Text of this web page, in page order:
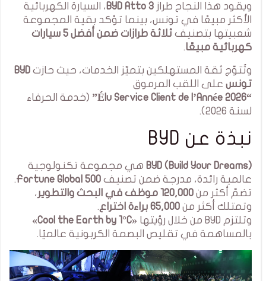
ويقود هذا النجاح طراز BYD Atto 3، السيارة الكهربائية
الأكثر مبيعًا في تونس، بينما تؤكد بقية المجموعة
شعبيتها بتصنيف
ثلاثة طرازات ضمن أفضل 5 سيارات
كهربائية مبيعًا.
وتُتوّج ثقة المستهلكين بتميّز الخدمات، حيث حازت BYD
تونس على اللقب المرموق
“Élu Service Client de l’Année 2026”
(خدمة الحرفاء
لسنة 2026).
نبذة عن BYD
BYD (Build Your Dreams) هي مجموعة تكنولوجية
عالمية رائدة، مدرجة ضمن تصنيف Fortune Global 500
.
تضمّ أكثر من 120,000 موظف في البحث والتطوير
،
وتمتلك أكثر من 65,000 براءة اختراع
.
وتلتزم BYD من خلال رؤيتها
«Cool the Earth by 1°C»
بالمساهمة في تقليص البصمة الكربونية عالميًا.